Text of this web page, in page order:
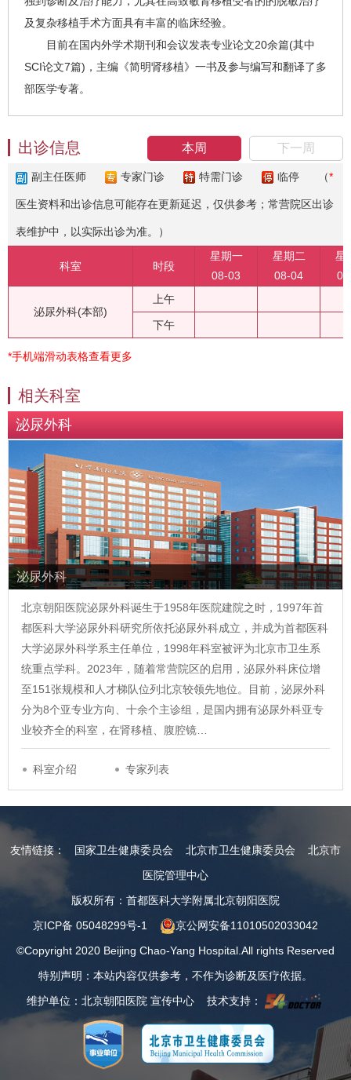
及复杂移植手术方面具有丰富的临床经验。
目前在国内外学术期刊和会议发表专业论文20余篇(其中
SCI论文7篇)，主编《简明肾移植》一书及参与编写和翻译了多
部医学专著。
本周 下一周
出诊信息
副主任医师 专家门诊 特需门诊 临停 （*
医生资料和出诊信息可能存在更新延迟，仅供参考；常营院区出诊
表维护中，以实际出诊为准。）
科室 时段
星期一
08-03
星期二
08-04
星
泌尿外科(本部)
上午
下午
*手机端滑动表格查看更多
相关科室
泌尿外科
泌尿外科
北京朝阳医院泌尿外科诞生于1958年医院建院之时，1997年首
都医科大学泌尿外科研究所依托泌尿外科成立，并成为首都医科
大学泌尿外科学系主任单位，1998年科室被评为北京市卫生系
统重点学科。2023年，随着常营院区的启用，泌尿外科床位增
至151张规模和人才梯队位列北京较领先地位。目前，泌尿外科
分为8个亚专业方向、十余个主诊组，是国内拥有泌尿外科亚专
业较齐全的科室，在肾移植、腹腔镜…
科室介绍 专家列表
友情链接： 国家卫生健康委员会 北京市卫生健康委员会
北京市
医院管理中心
版权所有：首都医科大学附属北京朝阳医院
京ICP备 05048299号-1
京公网安备11010502033042
©Copyright 2020 Beijing Chao-Yang Hospital.All rights Reserved
特别声明：本站内容仅供参考，不作为诊断及医疗依据。
维护单位：北京朝阳医院 宣传中心 技术支持：